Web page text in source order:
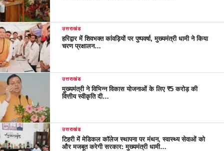
उत्तराखंड
हरिद्वार में शिवभक्त कांवड़ियों पर पुष्पवर्षा, मुख्यमंत्री धामी ने किया
चरण प्रक्षालन…
उत्तराखंड
मुख्यमंत्री ने विभिन्न विकास योजनाओं के लिए ₹5 करोड़ की
वित्तीय स्वीकृति दी…
उत्तराखंड
टिहरी में मेडिकल कॉलेज स्थापना पर मंथन, स्वास्थ्य सेवाओं को
और मजबूत करेगी सरकार: मुख्यमंत्री धामी…